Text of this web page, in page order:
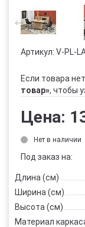
Артикул: V-PL-
Если товара
товар», чтобы
Цена:
Нет в наличии
Под заказ на:
Длина (см)
Ширина (см)
Высота (см)
Материал